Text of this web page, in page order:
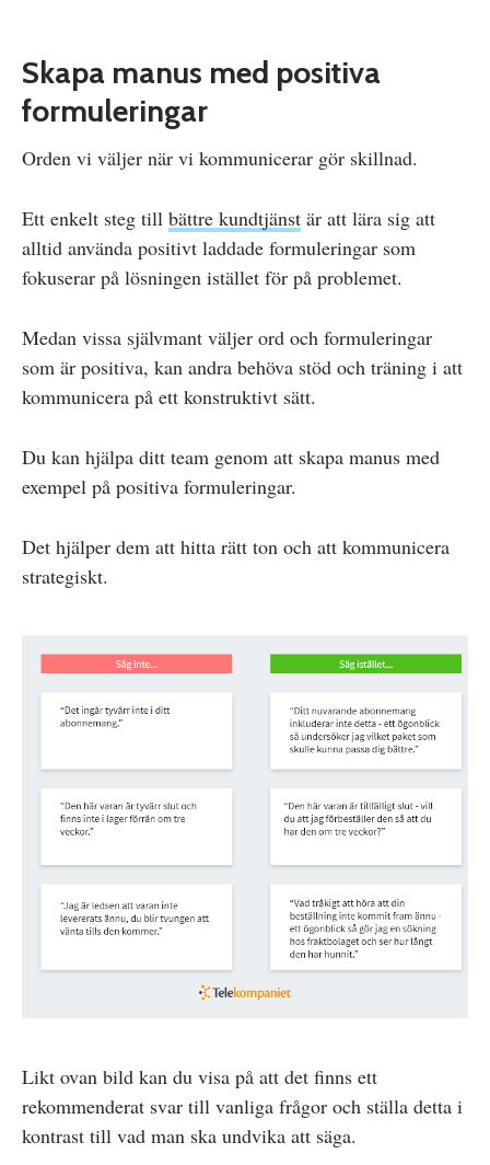
Skapa manus med positiva
formuleringar
Orden vi väljer när vi kommunicerar gör skillnad.
Ett enkelt steg till bättre kundtjänst är att lära sig att
alltid använda positivt laddade formuleringar som
fokuserar på lösningen istället för på problemet.
Medan vissa självmant väljer ord och formuleringar
som är positiva, kan andra behöva stöd och träning i att
kommunicera på ett konstruktivt sätt.
Du kan hjälpa ditt team genom att skapa manus med
exempel på positiva formuleringar.
Det hjälper dem att hitta rätt ton och att kommunicera
strategiskt.
Likt ovan bild kan du visa på att det finns ett
rekommenderat svar till vanliga frågor och ställa detta i
kontrast till vad man ska undvika att säga.